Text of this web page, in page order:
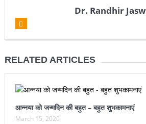
Dr. Randhir
RELATED ARTICLES
आन्नया को जन्मदिन की बहुत – बहुत शुभकामनाएं
March 15, 2020